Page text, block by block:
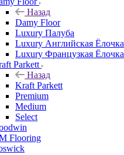
Назад
Damy Floor
Luxury Палуба
Luxury Английская Ёлочка
Luxury Французкая Ёлочка
Parkett
Назад
Kraft Parkett
Premium
Medium
Select
Flooring